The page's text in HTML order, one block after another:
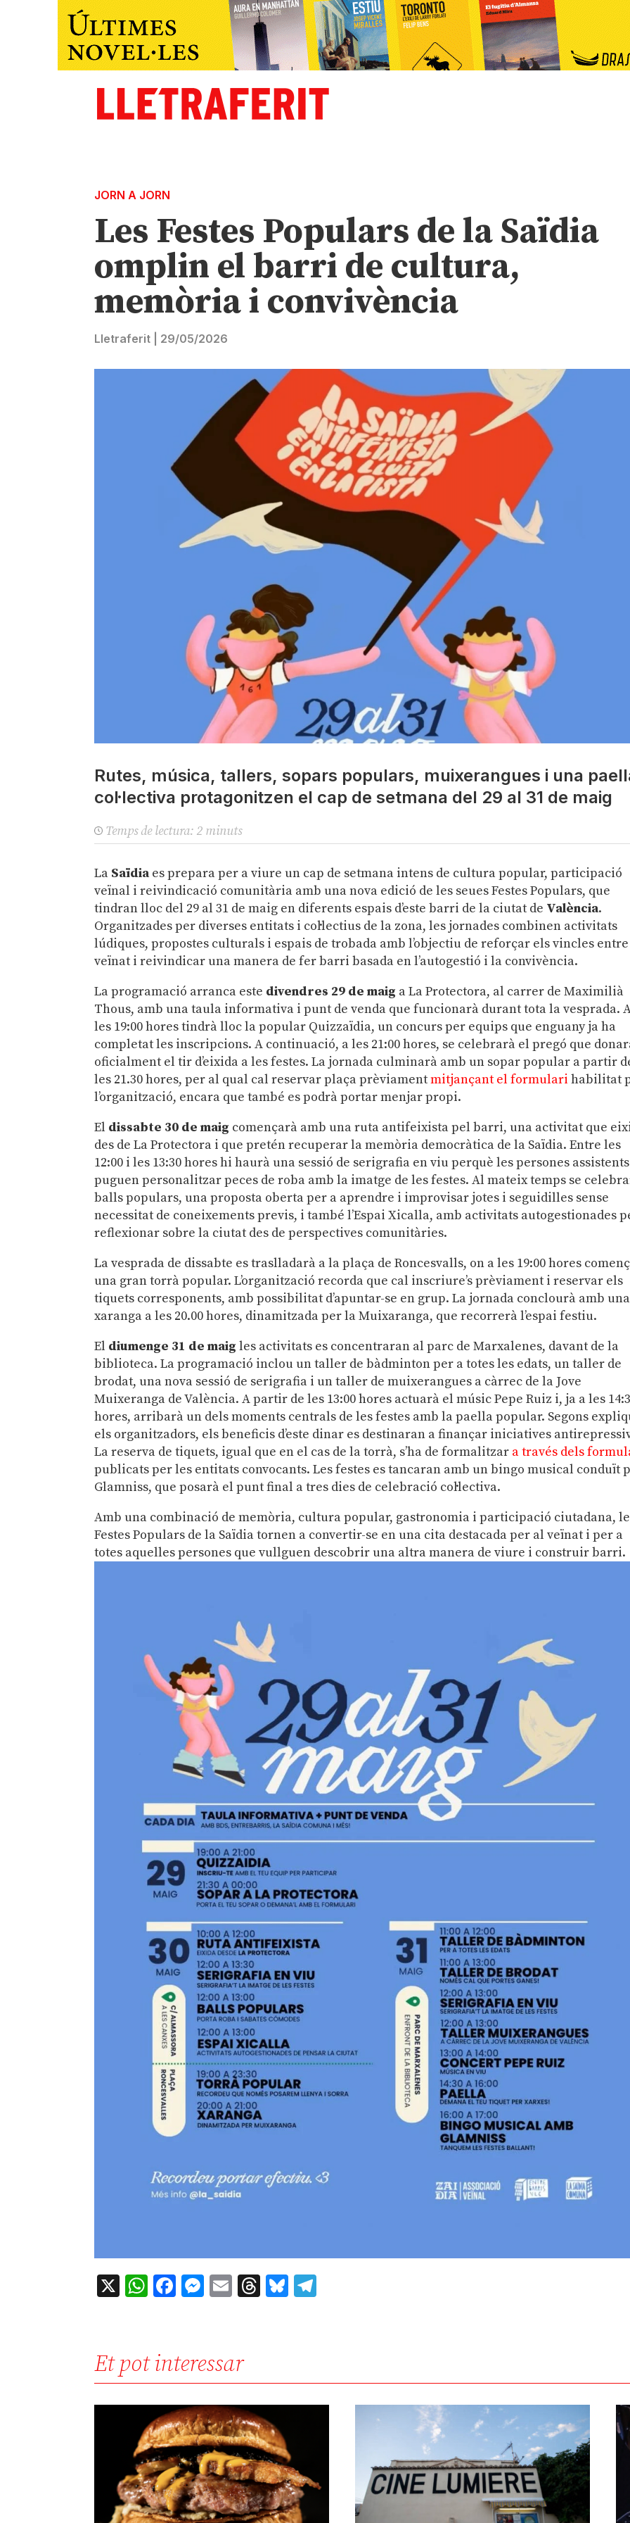
JORN A JORN
Les Festes Populars de la Saïdia
omplin el barri de cultura,
memòria i convivència
Lletraferit 29/05/2026
Rutes, música, tallers, sopars populars, muixerangues i una
col·lectiva protagonitzen el cap de setmana del 29 al 31 de maig
Temps de lectura: 2 minuts
La Saïdia es prepara per a viure un cap de setmana intens de cultura popular, participació
veïnal i reivindicació comunitària amb una nova edició de les seues Festes Populars, que
tindran lloc del 29 al 31 de maig en diferents espais d’este barri de la ciutat de València.
Organitzades per diverses entitats i col·lectius de la zona, les jornades combinen activitats
lúdiques, propostes culturals i espais de trobada amb l’objectiu de reforçar els vincles
veïnat i reivindicar una manera de fer barri basada en l’autogestió i la convivència.
La programació arranca este divendres 29 de maig a La Protectora, al carrer de Maximilià
Thous, amb una taula informativa i punt de venda que funcionarà durant tota la vesprada.
les 19:00 hores tindrà lloc la popular Quizzaïdia, un concurs per equips que enguany ja ha
completat les inscripcions. A continuació, a les 21:00 hores, se celebrarà el pregó que
oficialment el tir d’eixida a les festes. La jornada culminarà amb un sopar popular a partir
les 21.30 hores, per al qual cal reservar plaça prèviamentmitjançant el formulari habilitat
l’organització, encara que també es podrà portar menjar propi.
El dissabte 30 de maig començarà amb una ruta antifeixista pel barri, una activitat que
des de La Protectora i que pretén recuperar la memòria democràtica de la Saïdia. Entre les
12:00 i les 13:30 hores hi haurà una sessió de serigrafia en viu perquè les persones assistents
puguen personalitzar peces de roba amb la imatge de les festes. Al mateix temps se
balls populars, una proposta oberta per a aprendre i improvisar jotes i seguidilles sense
necessitat de coneixements previs, i també l’Espai Xicalla, amb activitats autogestionades
reflexionar sobre la ciutat des de perspectives comunitàries.
La vesprada de dissabte es traslladarà a la plaça de Roncesvalls, on a les 19:00 hores
una gran torrà popular. L’organització recorda que cal inscriure’s prèviament i reservar els
tiquets corresponents, amb possibilitat d’apuntar-se en grup. La jornada conclourà amb una
xaranga a les 20.00 hores, dinamitzada per la Muixaranga, que recorrerà l’espai festiu.
El diumenge 31 de maig les activitats es concentraran al parc de Marxalenes, davant de la
biblioteca. La programació inclou un taller de bàdminton per a totes les edats, un taller de
brodat, una nova sessió de serigrafia i un taller de muixerangues a càrrec de la Jove
Muixeranga de València. A partir de les 13:00 hores actuarà el músic Pepe Ruiz i, ja a les
hores, arribarà un dels moments centrals de les festes amb la paella popular. Segons
els organitzadors, els beneficis d’este dinar es destinaran a finançar iniciatives
La reserva de tiquets, igual que en el cas de la torrà, s’ha de formalitzar a través dels
publicats per les entitats convocants. Les festes es tancaran amb un bingo musical conduït
Glamniss, que posarà el punt final a tres dies de celebració col·lectiva.
Amb una combinació de memòria, cultura popular, gastronomia i participació ciutadana,
Festes Populars de la Saïdia tornen a convertir-se en una cita destacada per al veïnat i per a
totes aquelles persones que vullguen descobrir una altra manera de viure i construir barri.
X WhatsApp
Facebook
Messenger
EmailThreads
Bluesky
Et pot interessar